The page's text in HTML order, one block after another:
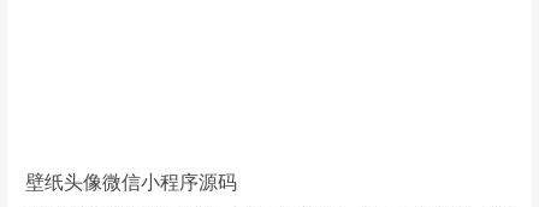
壁纸头像微信小程序源码